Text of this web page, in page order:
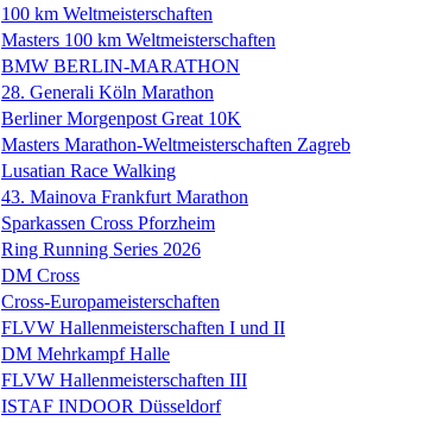
100 km Weltmeisterschaften
Masters 100 km Weltmeisterschaften
BMW BERLIN-MARATHON
28. Generali Köln Marathon
Berliner Morgenpost Great 10K
Masters Marathon-Weltmeisterschaften Zagreb
Lusatian Race Walking
43. Mainova Frankfurt Marathon
Sparkassen Cross Pforzheim
Ring Running Series 2026
DM Cross
Cross-Europameisterschaften
FLVW Hallenmeisterschaften I und II
DM Mehrkampf Halle
FLVW Hallenmeisterschaften III
ISTAF INDOOR Düsseldorf